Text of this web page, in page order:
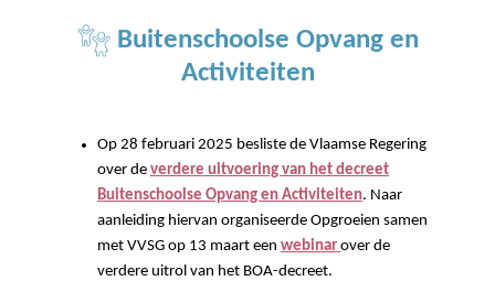
Buitenschoolse Opvang en
Activiteiten
Op 28 februari 2025 besliste de Vlaamse Regering
over de verdere uitvoering van het decreet
Buitenschoolse Opvang en Activiteiten. Naar
aanleiding hiervan organiseerde Opgroeien samen
met VVSG op 13 maart een webinar over de
verdere uitrol van het BOA-decreet.